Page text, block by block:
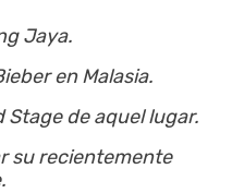
Jaya.
en Malasia.
Stage de aquel lugar.
su recientemente